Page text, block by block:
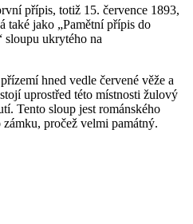
přípis, totiž 15. července 1893,
také jako „Pamětní přípis do
sloupu ukrytého na
hned vedle červené věže a
uprostřed této místnosti žulový
Tento sloup jest románského
zámku, pročež velmi památný.